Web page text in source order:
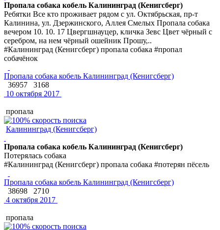
Пропала собака кобель Калининград (Кенигсберг)
Ребятки Все кто проживает рядом с ул. Октябрьская, пр-т
Калинина, ул. Дзержинского, Аллея Смелых Пропала собака
вечером 10. 10. 17 Цвергшнауцер, кличка Зевс Цвет чёрный с
серебром, на нем чёрный ошейник Прошу,..
#Калининград (Кенигсберг) пропала собака #пропал
собачёнок
Пропала собака кобель Калининград (Кенигсберг)
36957
3168
10 октября 2017
пропала
Калининград (Кенигсберг)
Пропала собака кобель Калининград (Кенигсберг)
Потерялась собака
#Калининград (Кенигсберг) пропала собака #потерян пёсель
Пропала собака кобель Калининград (Кенигсберг)
38698
2710
4 октября 2017
пропала